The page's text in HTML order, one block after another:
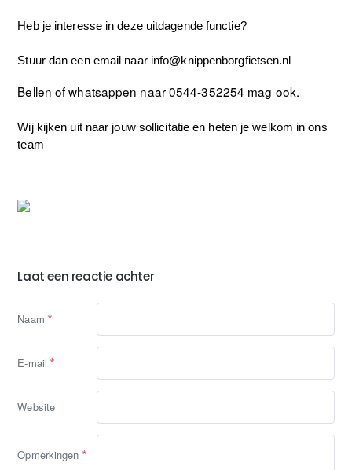
Heb je interesse in deze uitdagende functie?
Stuur dan een email naar info@knippenborgfietsen.nl
Bellen of whatsappen naar 0544-352254 mag ook.
Wij kijken uit naar jouw sollicitatie en heten je welkom in ons
team
Laat een reactie achter
Naam
E-mail
Website
Opmerkingen